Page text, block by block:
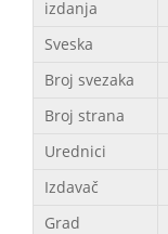
izdanja
Sveska
Broj svezaka
Broj strana
Urednici
Izdavač
Grad